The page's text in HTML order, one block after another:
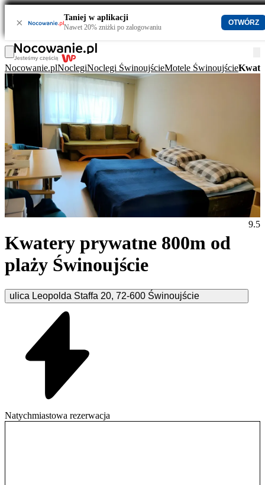
× Taniej w aplikacji
Nawet 20% zniżki po zalogowaniu
OTWÓRZ
Nocowanie.plNoclegiNoclegi ŚwinoujścieMotele Świnoujście
Kwatery prywatne 800m od
plaży Świnoujście
ulica Leopolda Staffa 20, 72-600 Świnoujście
9.5
Natychmiastowa rezerwacja